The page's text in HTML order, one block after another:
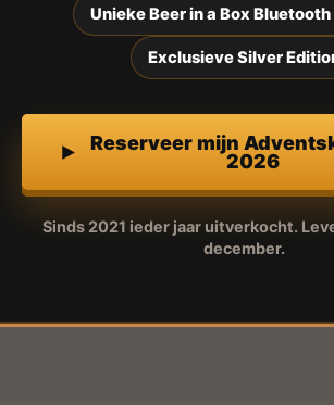
Unieke Beer in a Box
Exclusieve Silver
Reserveer mijn
2026
Sinds 2021 ieder jaar uitverkocht.
december.